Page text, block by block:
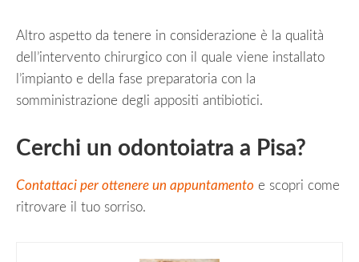
Altro aspetto da tenere in considerazione è la qualità
dell’intervento chirurgico con il quale viene installato
l’impianto e della fase preparatoria con la
somministrazione degli appositi antibiotici.
Cerchi un odontoiatra a Pisa?
Contattaci per ottenere un appuntamento e scopri come
ritrovare il tuo sorriso.